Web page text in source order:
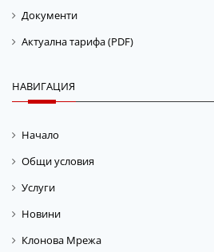
Документи
Актуална тарифа (PDF)
НАВИГАЦИЯ
Начало
Общи условия
Услуги
Новини
Клонова Мрежа